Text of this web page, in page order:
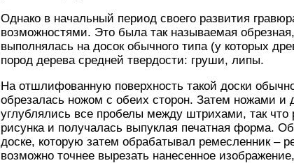
Однако в начальный период своего развития
возможностями. Это была так называемая
выполнялась на досок обычного типа (у которых
пород дерева средней твердости: груши, липы.
На отшлифованную поверхность такой доски
обрезалась ножом с обеих сторон. Затем ножами и
углублялись все пробелы между штрихами, так
рисунка и получалась выпуклая печатная форма.
доске, которую затем обрабатывал ремесленник –
возможно точнее вырезать нанесенное